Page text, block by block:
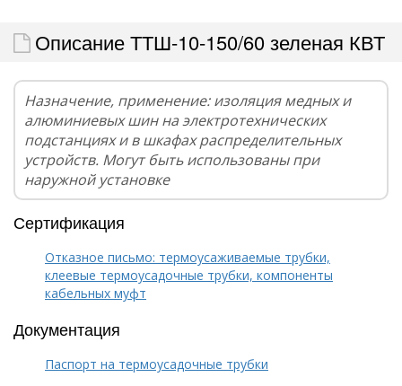
Описание ТТШ-10-150/60 зеленая КВТ
Назначение, применение: изоляция медных и
алюминиевых шин на электротехнических
подстанциях и в шкафах распределительных
устройств. Могут быть использованы при
наружной установке
Сертификация
Отказное письмо: термоусаживаемые трубки,
клеевые термоусадочные трубки, компоненты
кабельных муфт
Документация
Паспорт на термоусадочные трубки